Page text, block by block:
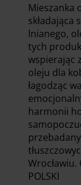
Mieszanka
składająca
lnianego,
tych
wspierając
oleju dla
łagodząc
harmonii
Wrocławiu.
POLSKI